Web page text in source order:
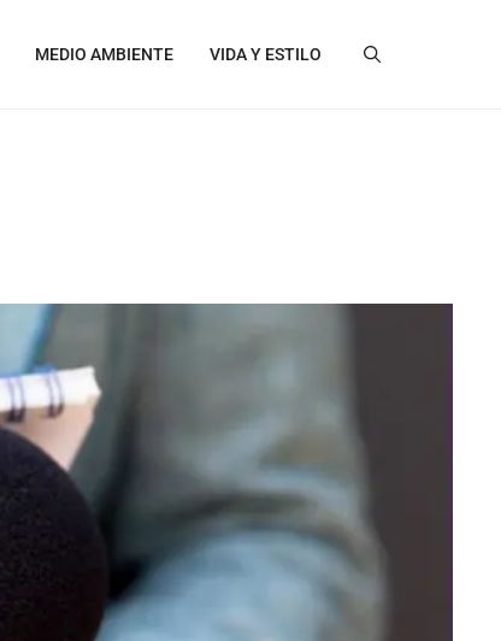
MEDIO AMBIENTE VIDA Y ESTILO